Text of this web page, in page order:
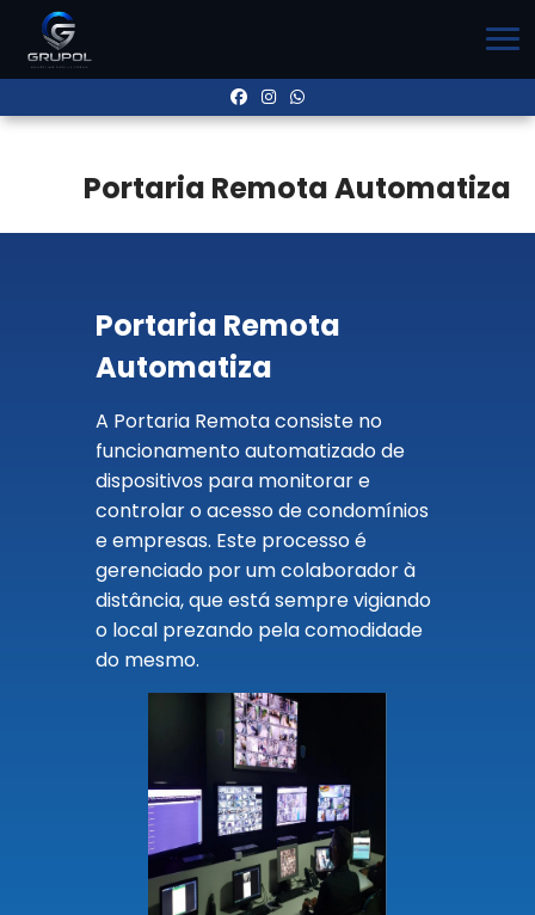
Portaria Remota Automatiza
Portaria Remota
Automatiza
A Portaria Remota consiste no
funcionamento automatizado de
dispositivos para monitorar e
controlar o acesso de condomínios
e empresas. Este processo é
gerenciado por um colaborador à
distância, que está sempre vigiando
o local prezando pela comodidade
do mesmo.